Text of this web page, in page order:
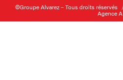
©Groupe Alvarez – Tous droits réservés
Agence A